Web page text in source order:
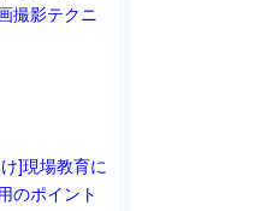
撮影テクニ
]現場教育に
のポイント